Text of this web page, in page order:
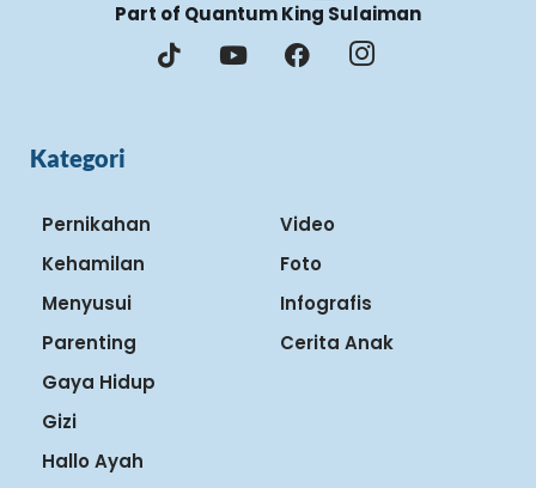
Part of Quantum King Sulaiman
Kategori
Pernikahan
Kehamilan
Menyusui
Parenting
Gaya Hidup
Gizi
Hallo Ayah
Video
Foto
Infografis
Cerita Anak